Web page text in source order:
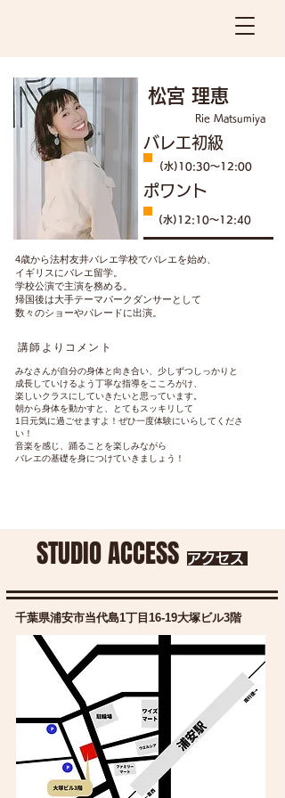
​バレエ初級
​ポワント
​松宮 理恵
Rie Matsumiya
​(水)10:30〜12:00
​(水)12:10〜12:40
4歳から法村友井バレエ学校でバレエを始め、
イギリスにバレエ留学。
学校公演で主演を務める。
帰国後は大手テーマパークダンサーとして
数々のショーやパレードに出演。
みなさんが自分の身体と向き合い、少しずつしっかりと
成長していけるよう丁寧な指導をこころがけ、
楽しいクラスにしていきたいと思っています。
朝から身体を動かすと、とてもスッキリして
1日元気に過ごせますよ！ぜひ一度体験にいらしてくださ
い！
音楽を感じ、踊ることを楽しみながら
バレエの基礎を身につけていきましょう！
講師よりコメント
STUDIO ACCESS アクセス
千葉県浦安市当代島1丁目16-19​大塚ビル3階